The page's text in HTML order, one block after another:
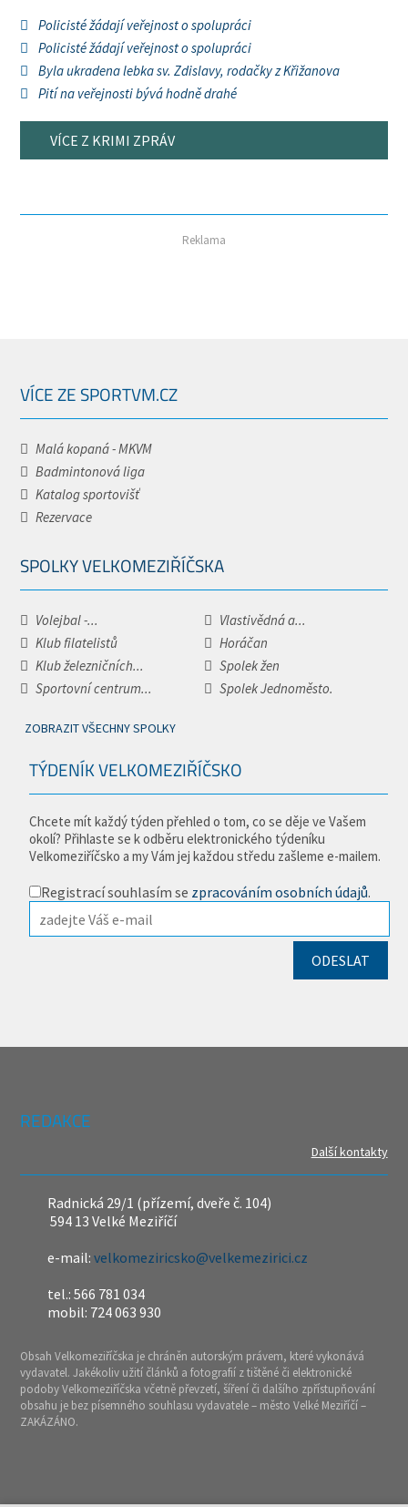
Policisté žádají veřejnost o spolupráci
Policisté žádají veřejnost o spolupráci
Byla ukradena lebka sv. Zdislavy, rodačky z Křižanova
Pití na veřejnosti bývá hodně drahé
VÍCE Z KRIMI ZPRÁV
Reklama
VÍCE ZE SPORTVM.CZ
Malá kopaná - MKVM
Badmintonová liga
Katalog sportovišť
Rezervace
SPOLKY VELKOMEZIŘÍČSKA
Volejbal -...
Vlastivědná a...
Klub filatelistů
Horáčan
Klub železničních...
Spolek žen
Sportovní centrum...
Spolek Jednoměsto.
ZOBRAZIT VŠECHNY SPOLKY
TÝDENÍK VELKOMEZIŘÍČSKO
Chcete mít každý týden přehled o tom, co se děje ve Vašem
okolí? Přihlaste se k odběru elektronického týdeníku
Velkomeziříčsko a my Vám jej každou středu zašleme e-mailem.
Registrací souhlasím se zpracováním osobních údajů.
REDAKCE
Další kontakty
Radnická 29/1 (přízemí, dveře č. 104)
594 13 Velké Meziříčí
e-mail:velkomeziricsko@velkemezirici.cz
tel.: 566 781 034
mobil: 724 063 930
Obsah Velkomeziříčska je chráněn autorským právem, které vykonává
vydavatel. Jakékoliv užití článků a fotografií z tištěné či elektronické
podoby Velkomeziříčska včetně převzetí, šíření či dalšího zpřístupňování
obsahu je bez písemného souhlasu vydavatele – město Velké Meziříčí –
ZAKÁZÁNO.